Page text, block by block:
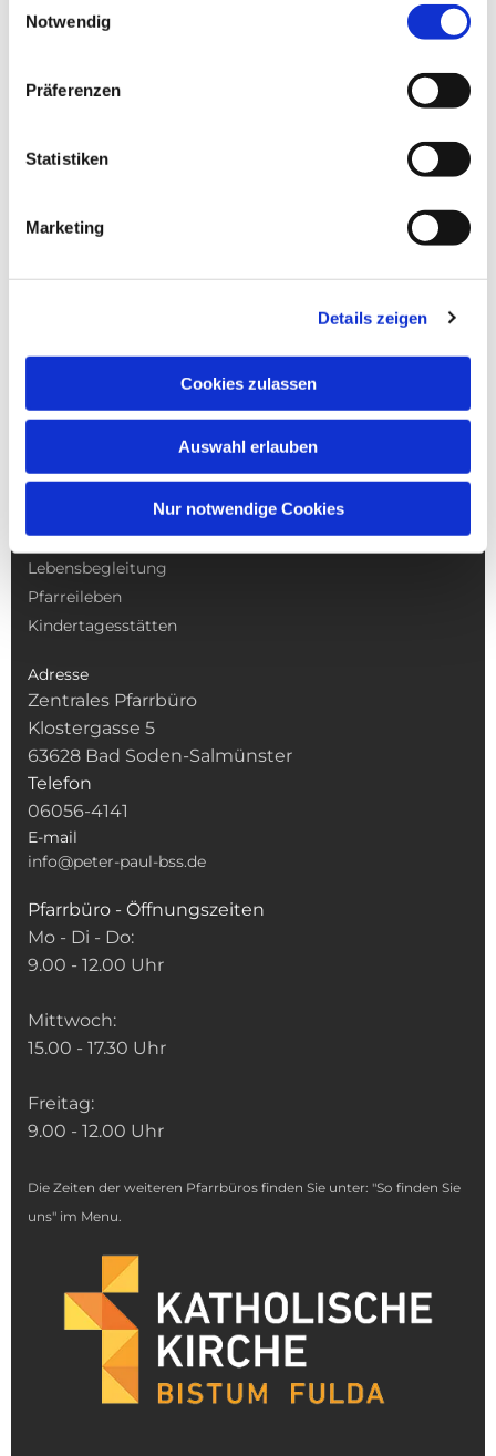
Notwendig
Präferenzen
Statistiken
Marketing
Details zeigen
Cookies zulassen
Auswahl erlauben
Nur notwendige Cookies
NAVIGATION
Pfarrei
Lebensbegleitung
Pfarreileben
Kindertagesstätten
Adresse
Zentrales Pfarrbüro
Klostergasse 5
63628 Bad Soden-Salmünster
Telefon
06056-4141
E-mail
info@peter-paul-bss.de
Pfarrbüro - Öffnungszeiten
Mo - Di - Do:
9.00 - 12.00 Uhr
Mittwoch:
15.00 - 17.30 Uhr
Freitag:
9.00 - 12.00 Uhr
Die Zeiten der weiteren Pfarrbüros finden Sie unter: "So finden Sie
uns" im Menu.